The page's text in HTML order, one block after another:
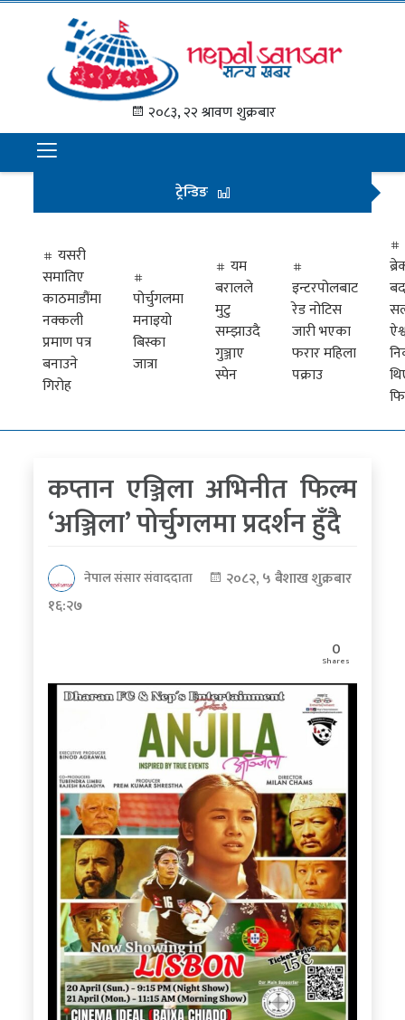
२०८३, २२ श्रावण शुक्रबार
समाचार
राजनीति
अन्तराष्ट्रिय
अर्थ
मनोरञ्जन
प्रवास
खेलकुद
पत्रपत्रिकाबाट
ट्रेन्डिङ
यसरी
समातिए
काठमाडौंमा
नक्कली
प्रमाण पत्र
बनाउने
गिरोह
पोर्चुगलमा
मनाइयो
बिस्का
जात्रा
यम
बरालले
मुटु
सम्झाउदै
गुञ्जाए
स्पेन
इन्टरपोलबाट
रेड नोटिस
जारी भएका
फरार महिला
पक्राउ
कप्तान एञ्जिला अभिनीत फिल्म
‘अञ्जिला’ पोर्चुगलमा प्रदर्शन हुँदै
नेपाल संसार संवाददाता
२०८२, ५ बैशाख शुक्रबार
१६:२७
0
Shares